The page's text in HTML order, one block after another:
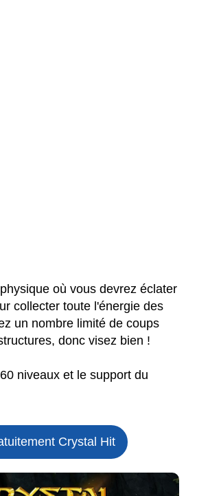
où vous devrez éclater
collecter toute l'énergie des
un nombre limité de coups
donc visez bien !
niveaux et le support du
Crystal Hit